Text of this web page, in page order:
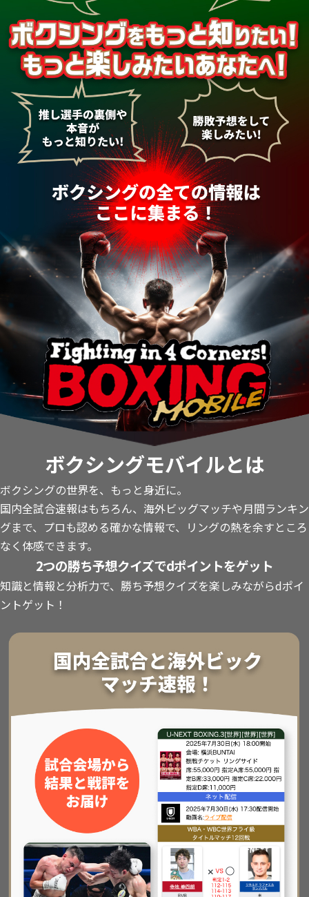
ボクシングモバイルとは
ボクシングの世界を、もっと身近に。
国内全試合速報はもちろん、海外ビッグマッチや月間ランキン
グまで、プロも認める確かな情報で、リングの熱を余すところ
なく体感できます。
2つの勝ち予想クイズでdポイントをゲット
知識と情報と分析力で、勝ち予想クイズを楽しみながらdポイ
ントゲット！